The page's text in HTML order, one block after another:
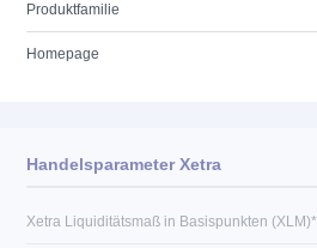
Produktfamilie
Homepage
Handelsparameter Xetra
Xetra Liquiditätsmaß in Basispunkten (XLM)*